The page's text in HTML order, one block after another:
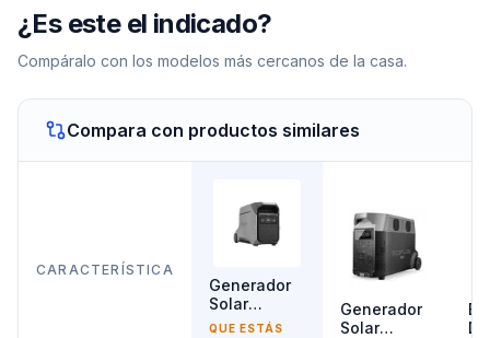
¿Es este el indicado?
Compáralo con los modelos más cercanos de la casa.
Compara con productos similares
CARACTERÍSTICA
Generador
Solar
4000W
QUE ESTÁS
Generador
Solar